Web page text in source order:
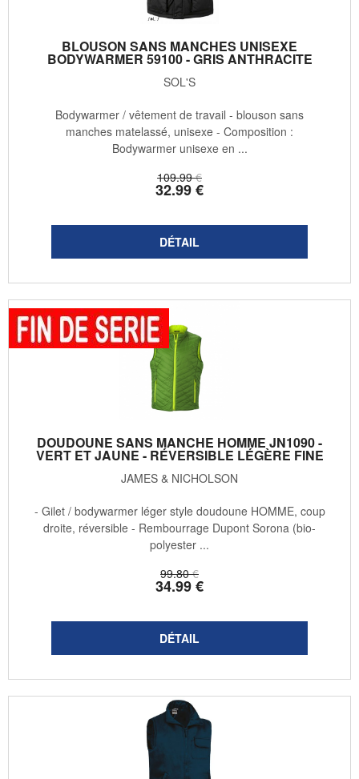
BLOUSON SANS MANCHES UNISEXE
BODYWARMER 59100 - GRIS ANTHRACITE
SOL'S
109.99 €
32.99€
Bodywarmer / vêtement de travail - blouson sans
manches matelassé, unisexe - Composition :
Bodywarmer unisexe en ...
DOUDOUNE SANS MANCHE HOMME JN1090 -
VERT ET JAUNE - RÉVERSIBLE LÉGÈRE FINE
JAMES & NICHOLSON
99.80 €
34.99€
- Gilet / bodywarmer léger style doudoune HOMME, coup
droite, réversible - Rembourrage Dupont Sorona (bio-
polyester ...